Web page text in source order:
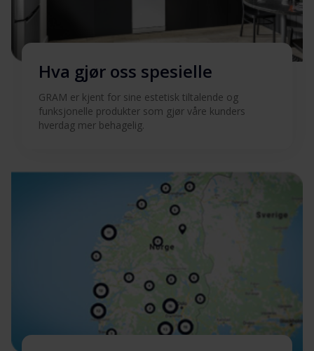
Hva gjør oss spesielle
GRAM er kjent for sine estetisk tiltalende og
funksjonelle produkter som gjør våre kunders
hverdag mer behagelig.